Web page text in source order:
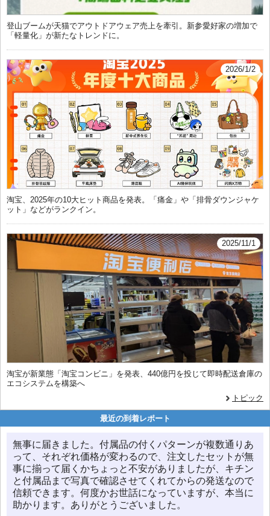
登山ブームが天猫でアウトドアウェア売上を牽引。新参愛好家の増加で
「軽量化」が新たなトレンドに。
2026/1/2
淘宝、2025年の10大ヒット商品を発表。「痛金」や「排骨ダウンジャケ
ット」などがランクイン。
2025/11/1
淘宝が新業態「淘宝コンビニ」を発表、440億円を投じて即時配送倉庫の
エコシステムを構築へ
トピック
最近の到着レポート
無事に届きました。付属品の付くパターンが複数通りあ
って、それぞれ価格が変わるので、注文したセットが無
事に揃って届くかちょっと不安がありましたが、キチン
と付属品まで写真で確認させてくれてからの発送なので
信頼できます。何度かお世話になっていますが、本当に
助かります。ありがとうございました。